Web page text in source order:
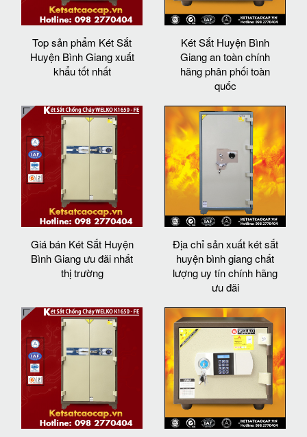
Top sản phẩm Két Sắt
Huyện Bình Giang xuất
khẩu tốt nhất
Két Sắt Huyện Bình
Giang an toàn chính
hãng phân phối toàn
quốc
Giá bán Két Sắt Huyện
Bình Giang ưu đãi nhất
thị trường
Địa chỉ sản xuất két sắt
huyện bình giang chất
lượng uy tín chính hãng
ưu đãi